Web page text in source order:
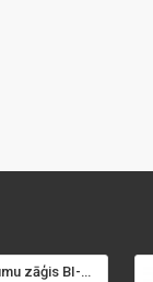
SPECIALIST+ caurumu zāģis BI-METAL, 92 mm